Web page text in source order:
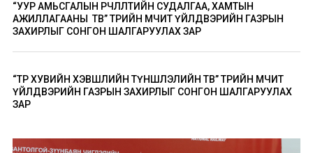
“УУР АМЬСГАЛЫН ӨӨРЧЛӨЛТИЙН СУДАЛГАА, ХАМТЫН
АЖИЛЛАГААНЫ ТӨВ” ТӨРИЙН ӨМЧИТ ҮЙЛДВЭРИЙН ГАЗРЫН
ЗАХИРЛЫГ СОНГОН ШАЛГАРУУЛАХ ЗАР
“ТӨР ХУВИЙН ХЭВШЛИЙН ТҮНШЛЭЛИЙН ТӨВ” ТӨРИЙН ӨМЧИТ
ҮЙЛДВЭРИЙН ГАЗРЫН ЗАХИРЛЫГ СОНГОН ШАЛГАРУУЛАХ
ЗАР